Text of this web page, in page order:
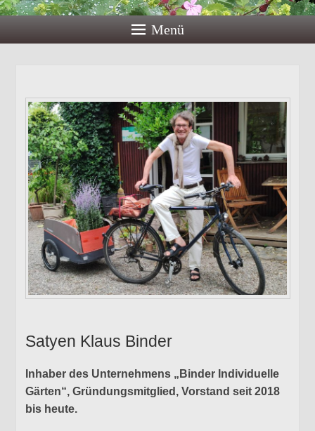
Menü
Satyen Klaus Binder
Inhaber des Unternehmens „Binder Individuelle
Gärten“, Gründungsmitglied, Vorstand seit 2018
bis heute.